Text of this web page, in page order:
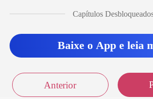
Capítulos
Baixe o App e leia
Anterior